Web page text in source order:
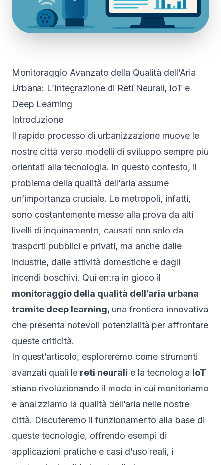
Monitoraggio Avanzato della Qualità dell’Aria
Urbana: L’Integrazione di Reti Neurali, IoT e
Deep Learning
Introduzione
Il rapido processo di urbanizzazione muove le
nostre città verso modelli di sviluppo sempre più
orientati alla tecnologia. In questo contesto, il
problema della qualità dell’aria assume
un’importanza cruciale. Le metropoli, infatti,
sono costantemente messe alla prova da alti
livelli di inquinamento, causati non solo dai
trasporti pubblici e privati, ma anche dalle
industrie, dalle attività domestiche e dagli
incendi boschivi. Qui entra in gioco il
monitoraggio della qualità dell’aria urbana
tramite deep learning, una frontiera innovativa
che presenta notevoli potenzialità per affrontare
queste criticità.
In quest’articolo, esploreremo come strumenti
avanzati quali le reti neurali e la tecnologia IoT
stiano rivoluzionando il modo in cui monitoriamo
e analizziamo la qualità dell’aria nelle nostre
città. Discuteremo il funzionamento alla base di
queste tecnologie, offrendo esempi di
applicazioni pratiche e casi d’uso reali, i